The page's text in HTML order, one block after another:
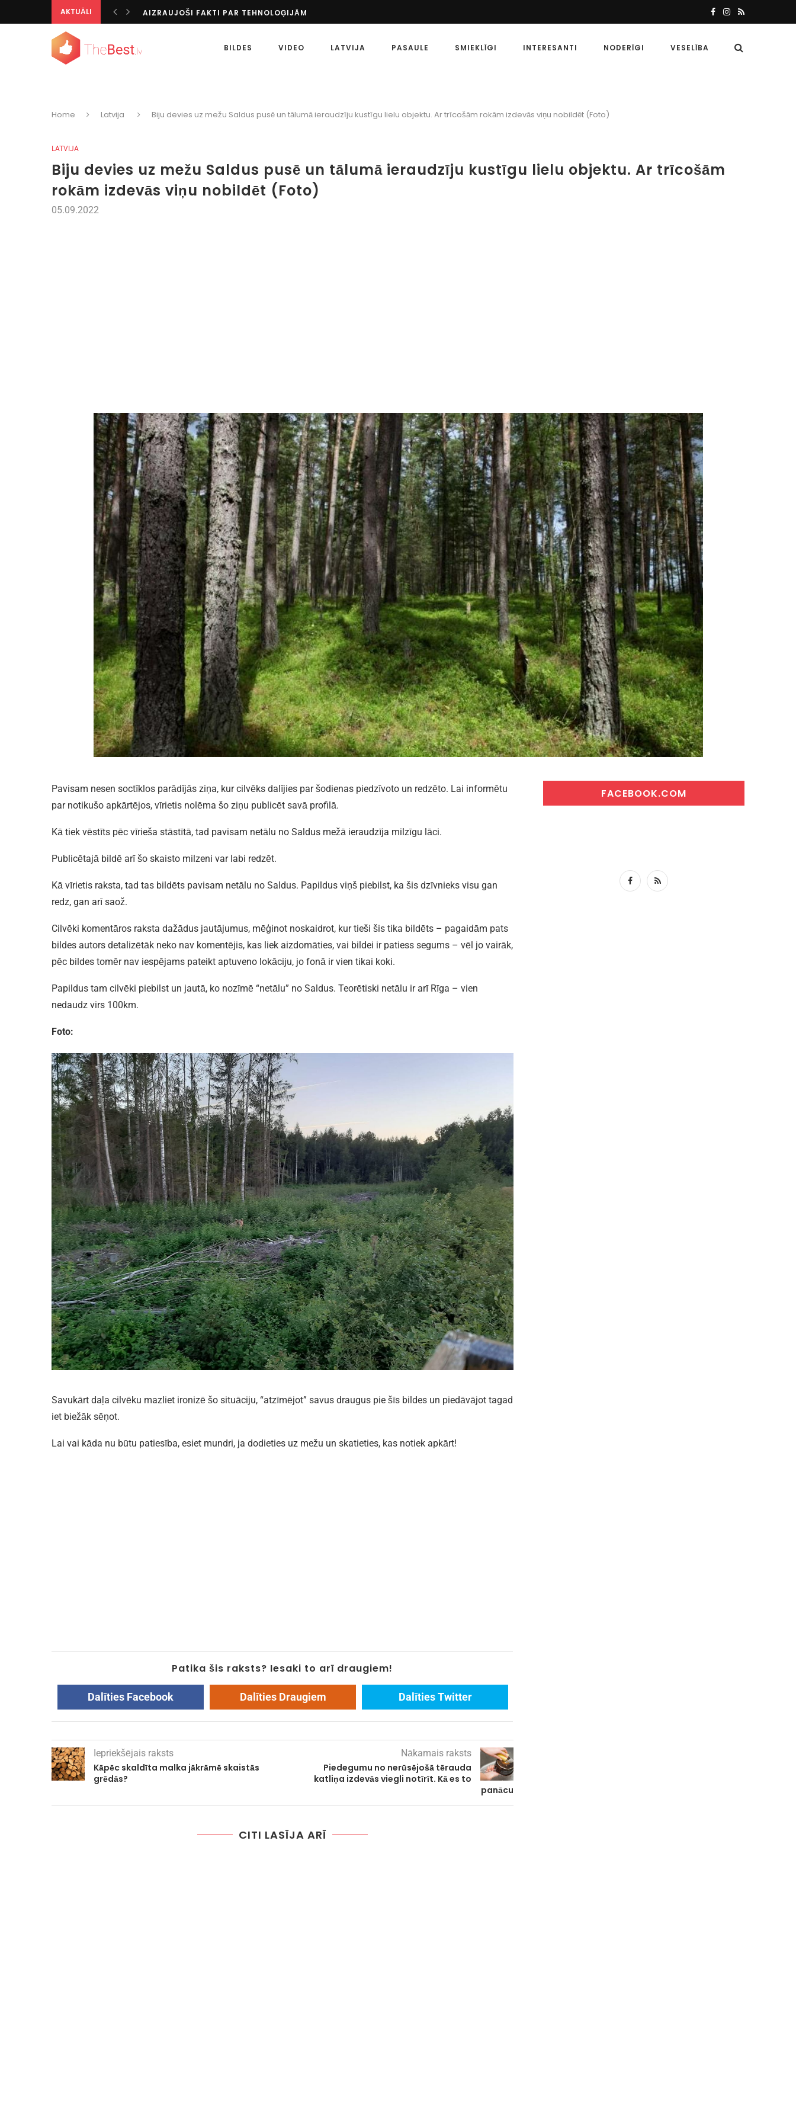
AKTUĀLI
TOTALIZATORS KĀ IZGLĪTOJOŠS PASĀKUMS: UZZINIET VAIRĀK PAR SPORTU...
KĀ IZKLAIDĒTIES BEZ INTERNETA?
TIEŠRAIDES UN PIRMSSPĒLES SPORTA LIKMES: KĀ TĀS ATŠĶIRAS?
BILDES VIDEO LATVIJA PASAULE SMIEKLĪGI INTERESANTI NODERĪGI VESELĪBA
Home Latvija Biju devies uz mežu Saldus pusē un tālumā ieraudzīju kustīgu lielu objektu. Ar trīcošām rokām izdevās viņu nobildēt (Foto)
LATVIJA
Biju devies uz mežu Saldus pusē un tālumā ieraudzīju kustīgu lielu objektu. Ar trīcošām
rokām izdevās viņu nobildēt (Foto)
05.09.2022
Pavisam nesen soctīklos parādījās ziņa, kur cilvēks dalījies par šodienas piedzīvoto un redzēto. Lai informētu
par notikušo apkārtējos, vīrietis nolēma šo ziņu publicēt savā profilā.
Kā tiek vēstīts pēc vīrieša stāstītā, tad pavisam netālu no Saldus mežā ieraudzīja milzīgu lāci.
Publicētajā bildē arī šo skaisto milzeni var labi redzēt.
Kā vīrietis raksta, tad tas bildēts pavisam netālu no Saldus. Papildus viņš piebilst, ka šis dzīvnieks visu gan
redz, gan arī saož.
Cilvēki komentāros raksta dažādus jautājumus, mēģinot noskaidrot, kur tieši šis tika bildēts – pagaidām pats
bildes autors detalizētāk neko nav komentējis, kas liek aizdomāties, vai bildei ir patiess segums – vēl jo vairāk,
pēc bildes tomēr nav iespējams pateikt aptuveno lokāciju, jo fonā ir vien tikai koki.
Papildus tam cilvēki piebilst un jautā, ko nozīmē “netālu” no Saldus. Teorētiski netālu ir arī Rīga – vien
nedaudz virs 100km.
Foto:
Savukārt daļa cilvēku mazliet ironizē šo situāciju, “atzīmējot” savus draugus pie šīs bildes un piedāvājot tagad
iet biežāk sēņot.
Lai vai kāda nu būtu patiesība, esiet mundri, ja dodieties uz mežu un skatieties, kas notiek apkārt!
Patika šis raksts? Iesaki to arī draugiem!
Dalīties Facebook Dalīties Draugiem Dalīties Twitter
Iepriekšējais raksts
Kāpēc skaldīta malka jākrāmē skaistās
grēdās?
Nākamais raksts
Piedegumu no nerūsējošā tērauda
katliņa izdevās viegli notīrīt. Kā es to
panācu
CITI LASĪJA ARĪ
FACEBOOK.COM